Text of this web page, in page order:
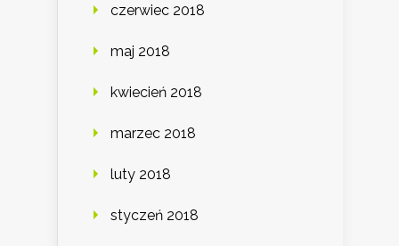
czerwiec 2018
maj 2018
kwiecień 2018
marzec 2018
luty 2018
styczeń 2018